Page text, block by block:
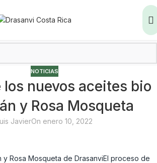
NOTICIAS
los nuevos aceites bio
y Rosa Mosqueta
JavierOn enero 10, 2022
Rosa Mosqueta de DrasanviEl proceso de